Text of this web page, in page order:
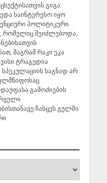
გიგა
საინტერესო იყო
პოლიტიკური
რომელიც შეიძლებოდა,
მაგრამ რაკი ეკა
ტრაგედია
საგნად არ
გამოძიების
ჩასცეს გულში